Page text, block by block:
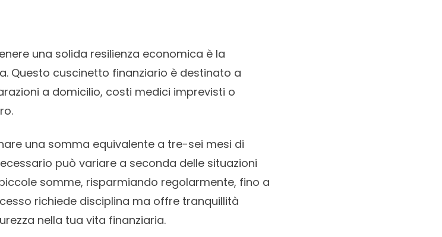
una solida resilienza economica è la
Questo cuscinetto finanziario è destinato a
a domicilio, costi medici imprevisti o
una somma equivalente a tre-sei mesi di
può variare a seconda delle situazioni
somme, risparmiando regolarmente, fino a
richiede disciplina ma offre tranquillità
nella tua vita finanziaria.